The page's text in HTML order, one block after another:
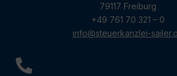
79117 Freiburg
+49 761 70 321 – 0
info@steuerkanzlei-